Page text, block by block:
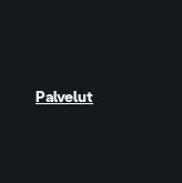
Palvelut